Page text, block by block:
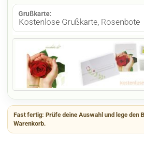
Grußkarte:
Fast fertig: Prüfe deine Auswahl und lege den
Warenkorb.